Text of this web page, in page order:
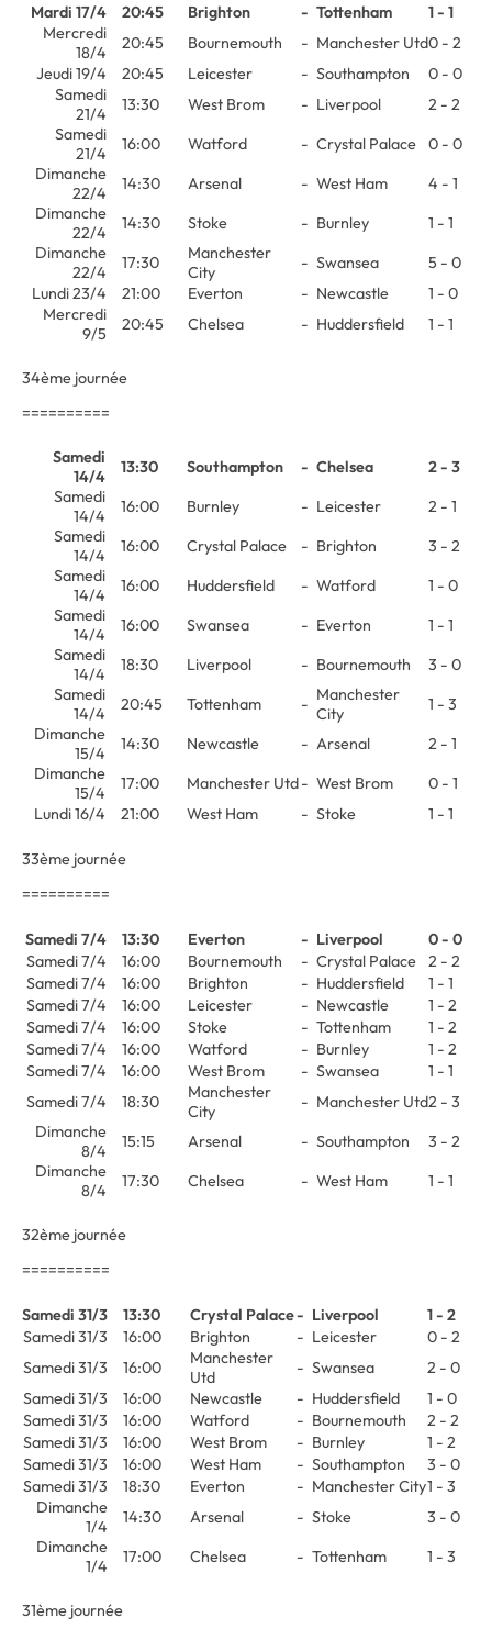
Mardi 17/4 20:45 Brighton - Tottenham
1 - 1
Mercredi
18/4
20:45 Bournemouth - Manchester Utd0 - 2
Jeudi 19/4
20:45 Leicester - Southampton
0 - 0
Samedi
21/4
13:30 West Brom - Liverpool
2 - 2
Samedi
21/4
16:00 Watford - Crystal Palace
0 - 0
Dimanche
22/4
14:30 Arsenal - West Ham
4 - 1
Dimanche
22/4
14:30 Stoke - Burnley
1 - 1
Dimanche
22/4
17:30
Manchester
City
- Swansea
5 - 0
Lundi 23/4
21:00 Everton - Newcastle
1 - 0
Mercredi
9/5
20:45 Chelsea - Huddersfield 1 - 1
34ème journée
==========
Samedi
14/4
13:30 Southampton - Chelsea
2 - 3
Samedi
14/4
16:00 Burnley - Leicester
2 - 1
Samedi
14/4
16:00 Crystal Palace - Brighton
3 - 2
Samedi
14/4
16:00 Huddersfield - Watford
1 - 0
Samedi
14/4
16:00 Swansea - Everton
1 - 1
Samedi
14/4
18:30 Liverpool - Bournemouth
3 - 0
Samedi
14/4
20:45 Tottenham - Manchester
City
1 - 3
Dimanche
15/4
14:30 Newcastle - Arsenal
2 - 1
Dimanche
15/4
17:00 Manchester Utd- West Brom
0 - 1
Lundi 16/4
21:00 West Ham - Stoke 1 - 1
33ème journée
==========
Samedi 7/4 13:30 Everton - Liverpool
0 - 0
Samedi 7/4
16:00 Bournemouth - Crystal Palace
2 - 2
Samedi 7/4
16:00 Brighton - Huddersfield
1 - 1
Samedi 7/4
16:00 Leicester - Newcastle
1 - 2
Samedi 7/4
16:00 Stoke - Tottenham
1 - 2
Samedi 7/4
16:00 Watford - Burnley
1 - 2
Samedi 7/4
16:00 West Brom - Swansea
1 - 1
Samedi 7/4
18:30
Manchester
City
- Manchester Utd2 - 3
Dimanche
8/4
15:15 Arsenal - Southampton
3 - 2
Dimanche
8/4
17:30 Chelsea - West Ham 1 - 1
32ème journée
==========
Samedi 31/3 13:30 Crystal Palace- Liverpool
1 - 2
Samedi 31/3
16:00 Brighton - Leicester
0 - 2
Samedi 31/3
16:00
Manchester
Utd
- Swansea
2 - 0
Samedi 31/3
16:00 Newcastle - Huddersfield
1 - 0
Samedi 31/3
16:00 Watford - Bournemouth
2 - 2
Samedi 31/3
16:00 West Brom - Burnley
1 - 2
Samedi 31/3
16:00 West Ham - Southampton
3 - 0
Samedi 31/3
18:30 Everton - Manchester City1 - 3
Dimanche
1/4
14:30 Arsenal - Stoke
3 - 0
Dimanche
1/4
17:00 Chelsea - Tottenham 1 - 3
31ème journée